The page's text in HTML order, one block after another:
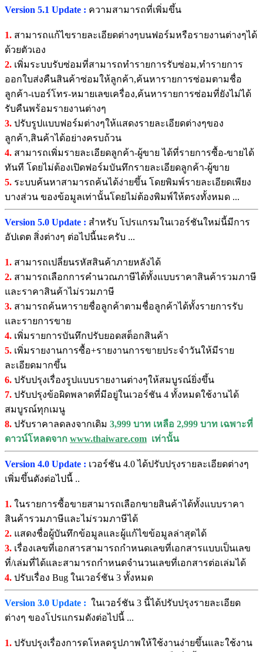
Version 5.1 Update : ความสามารถที่เพิ่มขึ้น
1. สามารถแก้ไขรายละเอียดต่างๆบนฟอร์มหรือรายงานต่างๆได้
ด้วยตัวเอง
2. เพิ่มระบบรับซ่อมที่สามารถทำรายการรับซ่อม,ทำรายการ
ออกใบส่งคืนสินค้าซ่อมให้ลูกค้า,ค้นหารายการซ่อมตามชื่อ
ลูกค้า-เบอร์โทร-หมายเลขเครื่อง,ค้นหารายการซ่อมที่ยังไม่ได้
รับคืนพร้อมรายงานต่างๆ
3. ปรับรูปแบบฟอร์มต่างๆให้แสดงรายละเอียดต่างๆของ
ลูกค้า,สินค้าได้อย่างครบถ้วน
4. สามารถเพิ่มรายละเอียดลูกค้า-ผู้ขาย ได้ที่รายการซื้อ-ขายได้
ทันที โดยไม่ต้องเปิดฟอร์มบันทึกรายละเอียดลูกค้า-ผู้ขาย
5. ระบบค้นหาสามารถค้นได้ง่ายขึ้น โดยพิมพ์รายละเอียดเพียง
บางส่วน ของข้อมูลเท่านั้นโดยไม่ต้องพิมพ์ให้ตรงทั้งหมด ...
Version 5.0 Update : สำหรับ โปรแกรมในเวอร์ชันใหม่นี้มีการ
อัปเดต สิ่งต่างๆ ต่อไปนี้นะครับ ...
1. สามารถเปลี่ยนรหัสสินค้าภายหลังได้
2. สามารถเลือกการคำนวณภาษีได้ทั้งแบบราคาสินค้ารวมภาษี
และราคาสินค้าไม่รวมภาษี
3. สามารถค้นหารายชื่อลูกค้าตามชื่อลูกค้าได้ทั้งรายการรับ
และรายการขาย
4. เพิ่มรายการบันทึกปรับยอดสต็อกสินค้า
5. เพิ่มรายงานการซื้อ+รายงานการขายประจำวันให้มีราย
ละเอียดมากขึ้น
6. ปรับปรุงเรื่องรูปแบบรายงานต่างๆให้สมบูรณ์ยิ่งขึ้น
7. ปรับปรุงข้อผิดพลาดที่มีอยู่ในเวอร์ชัน 4 ทั้งหมดใช้งานได้
สมบูรณ์ทุกเมนู
8. ปรับราคาลดลงจากเดิม 3,999 บาท เหลือ 2,999 บาท เฉพาะที่
ดาวน์โหลดจาก www.thaiware.com เท่านั้น
Version 4.0 Update : เวอร์ชัน 4.0 ได้ปรับปรุงรายละเอียดต่างๆ
เพิ่มขึ้นดังต่อไปนี้ ..
1. ในรายการซื้อขายสามารถเลือกขายสินค้าได้ทั้งแบบราคา
สินค้ารวมภาษีและไม่รวมภาษีได้
2. แสดงชื่อผู้บันทึกข้อมูลและผู้แก้ไขข้อมูลล่าสุดได้
3. เรื่องเลขที่เอกสารสามารถกำหนดเลขที่เอกสารแบบเป็นเลข
ที่/เล่มที่ได้และสามารถกำหนดจำนวนเลขที่เอกสารต่อเล่มได้
4. ปรับเรื่อง Bug ในเวอร์ชัน 3 ทั้งหมด
Version 3.0 Update : ในเวอร์ชัน 3 นี้ได้ปรับปรุงรายละเอียด
ต่างๆ ของโปรแกรมดังต่อไปนี้ ...
1. ปรับปรุงเรื่องการดโหลดรูปภาพให้ใช้งานง่ายขึ้นและใช้งาน